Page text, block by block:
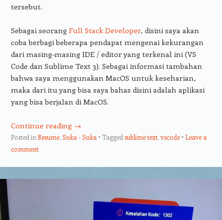
tersebut.
Sebagai seorang Full Stack Developer, disini saya akan
coba berbagi beberapa pendapat mengenai kekurangan
dari masing-masing IDE / editor yang terkenal ini (VS
Code dan Sublime Text 3). Sebagai informasi tambahan
bahwa saya menggunakan MacOS untuk keseharian,
maka dari itu yang bisa saya bahas disini adalah aplikasi
yang bisa berjalan di MacOS.
Continue reading →
Posted in Resume, Suka - Suka Tagged sublime text,vscode
Leave a
comment